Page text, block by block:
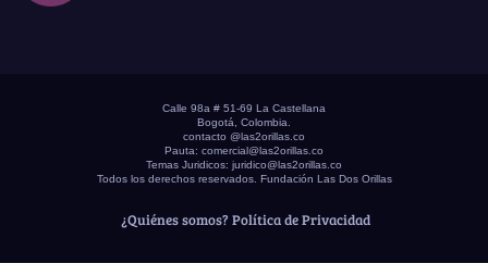
Calle 98a # 51-69 La Castellana
Bogotá, Colombia.
contacto @las2orillas.co
Pauta: comercial@las2orillas.co
Temas Juridicos: juridico@las2orillas.co
Todos los derechos reservados. Fundación Las Dos Orillas
¿Quiénes somos? Política de Privacidad